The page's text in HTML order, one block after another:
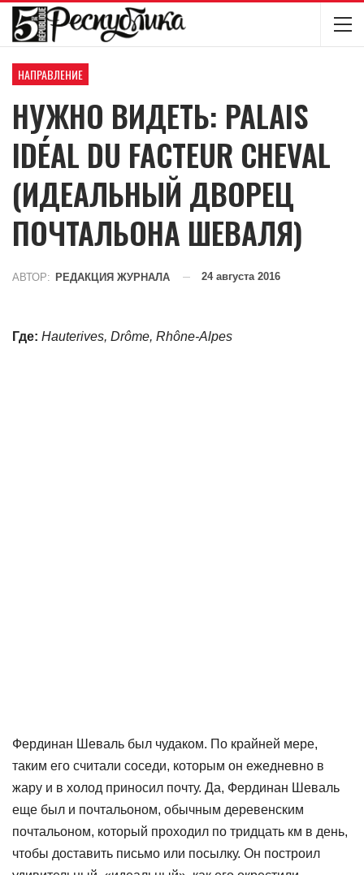
НАПРАВЛЕНИЕ
НУЖНО ВИДЕТЬ: PALAIS
IDÉAL DU FACTEUR CHEVAL
(ИДЕАЛЬНЫЙ ДВОРЕЦ
ПОЧТАЛЬОНА ШЕВАЛЯ)
АВТОР: РЕДАКЦИЯ ЖУРНАЛА 24 августа 2016
Где: Hauterives, Drôme, Rhône-Alpes
Фердинан Шеваль был чудаком. По крайней мере,
таким его считали соседи, которым он ежедневно в
жару и в холод приносил почту. Да, Фердинан Шеваль
еще был и почтальоном, обычным деревенским
почтальоном, который проходил по тридцать км в день,
чтобы доставить письмо или посылку. Он построил